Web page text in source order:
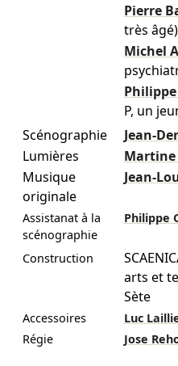
Pierre
très âgé)
Michel
P, un
Scénographie
Jean-
Lumières
Martine
Musique
originale
Jean-
Assistanat à la
scénographie
Philippe
Construction
arts et
Sète
Accessoires
Luc
Régie
Jose